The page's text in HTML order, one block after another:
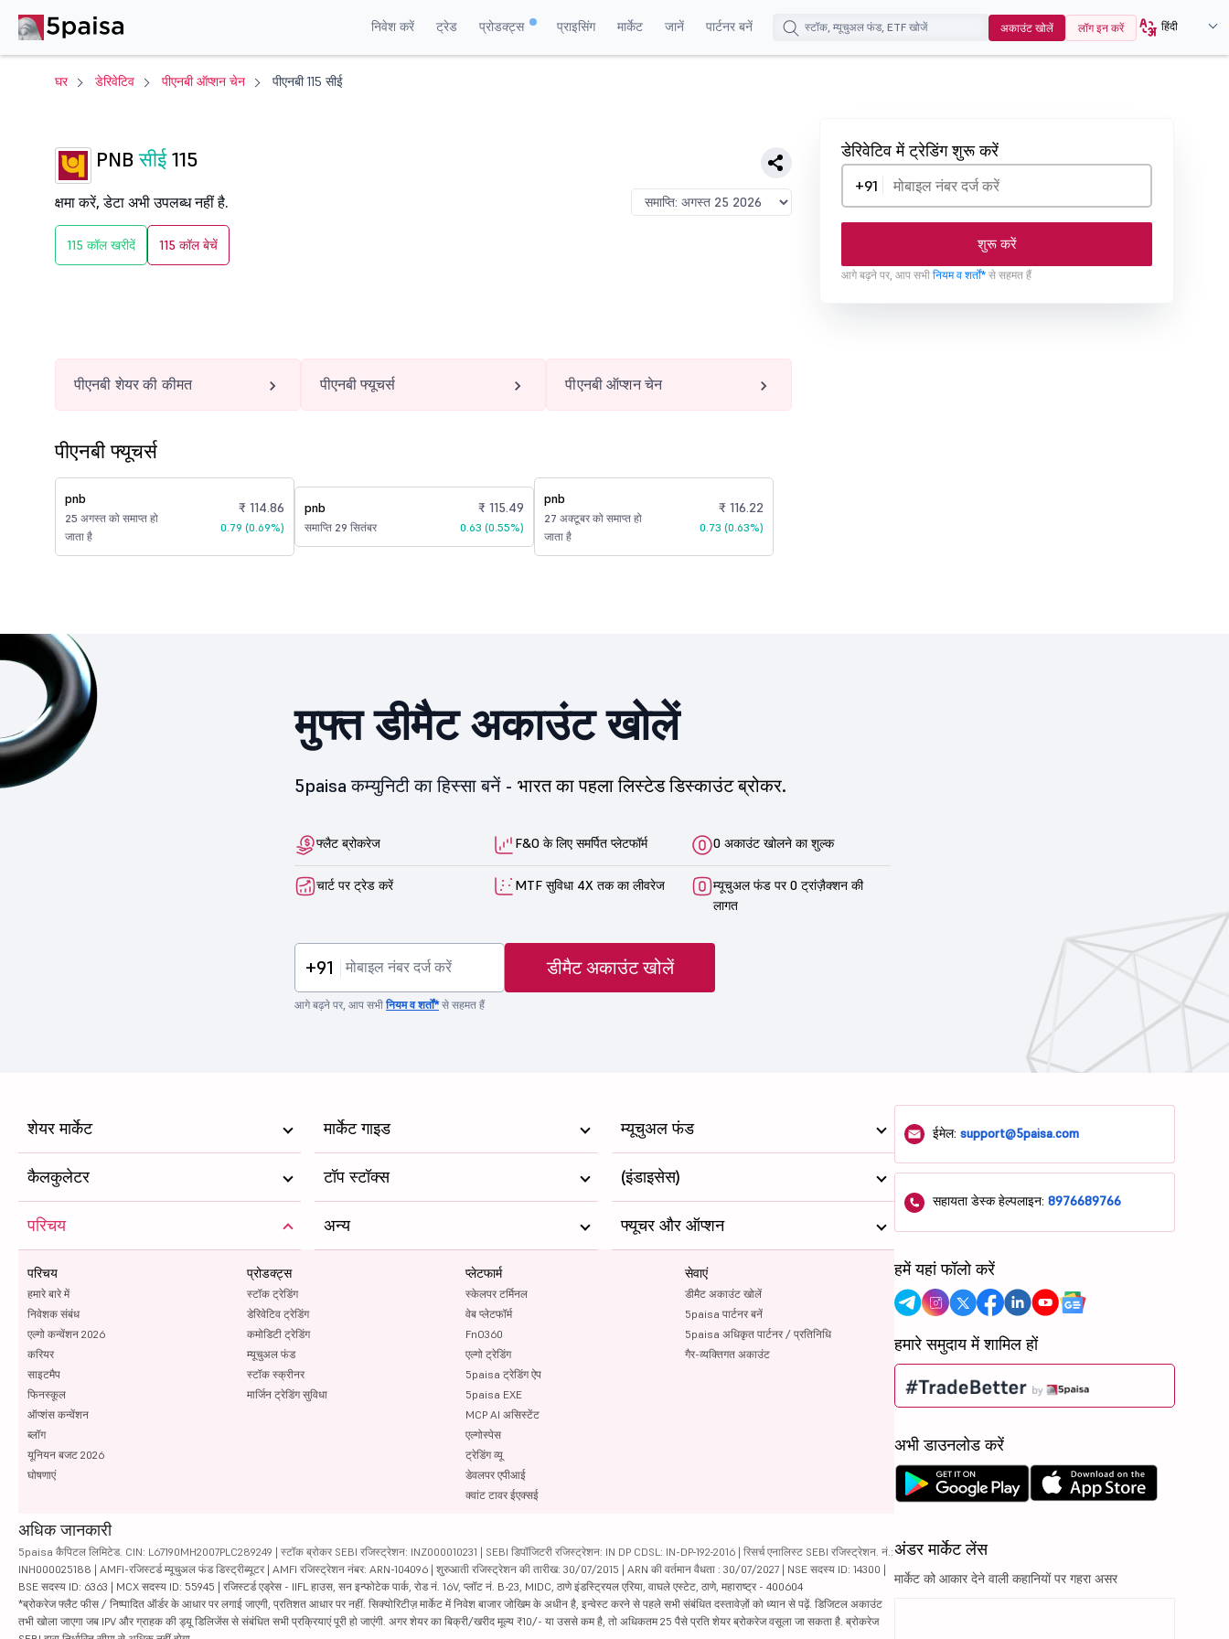
निवेश करें ट्रेड प्रोडक्ट्स प्राइसिंग मार्केट जानें पार्टनर बनें अकाउंट खोलें लॉग इन करें हिंदी
घर डेरिवेटिव पीएनबी ऑप्शन चेन पीएनबी 115 सीई
PNBसीई115
क्षमा करें, डेटा अभी उपलब्ध नहीं है.
115 कॉल खरीदें 115 कॉल बेचें
डेरिवेटिव में ट्रेडिंग शुरू करें
+91
शुरू करें
आगे बढ़ने पर, आप सभी नियम व शर्तों* से सहमत हैं
पीएनबी शेयर की कीमत पीएनबी फ्यूचर्स पीएनबी ऑप्शन चेन
पीएनबी फ्यूचर्स
pnb
25 अगस्त को समाप्त हो
जाता है
₹ 114.86
0.79 (0.69%)
pnb
समाप्ति 29 सितंबर
₹ 115.49
0.63 (0.55%)
pnb
27 अक्टूबर को समाप्त हो
जाता है
₹ 116.22
0.73 (0.63%)
मुफ्त डीमैट अकाउंट खोलें
5paisa कम्युनिटी का हिस्सा बनें - भारत का पहला लिस्टेड डिस्काउंट ब्रोकर.
फ्लैट ब्रोकरेज F&O के लिए समर्पित प्लेटफॉर्म 0 अकाउंट खोलने का शुल्क
चार्ट पर ट्रेड करें MTF सुविधा 4X तक का लीवरेज
म्यूचुअल फंड पर 0 ट्रांज़ैक्शन की
लागत
+91 डीमैट अकाउंट खोलें
आगे बढ़ने पर, आप सभीनियम व शर्तों*से सहमत हैं
शेयर मार्केट मार्केट गाइड म्यूचुअल फंड
कैलकुलेटर टॉप स्टॉक्स (इंडाइसेस)
परिचय
परिचय
हमारे बारे में
निवेशक संबंध
एल्गो कन्वेंशन 2026
करियर
साइटमैप
फिनस्कूल
ऑप्शंस कन्वेंशन
ब्लॉग
यूनियन बजट 2026
घोषणाएं
प्रोडक्ट्स
स्टॉक ट्रेडिंग
डेरिवेटिव ट्रेडिंग
कमोडिटी ट्रेडिंग
म्यूचुअल फंड
स्टॉक स्क्रीनर
मार्जिन ट्रेडिंग सुविधा
प्लेटफार्म
स्केलपर टर्मिनल
वेब प्लेटफॉर्म
FnO360
एल्गो ट्रेडिंग
5paisa ट्रेडिंग ऐप
5paisa EXE
MCP AI असिस्टेंट
एल्गोस्पेस
ट्रेडिंग व्यू
डेवलपर एपीआई
क्वांट टावर ईएक्सई
सेवाएं
डीमैट अकाउंट खोलें
5paisa पार्टनर बनें
5paisa अधिकृत पार्टनर / प्रतिनिधि
गैर-व्यक्तिगत अकाउंट
अन्य फ्यूचर और ऑप्शन
अधिक जानकारी
5paisa कैपिटल लिमिटेड. CIN: L67190MH2007PLC289249 | स्टॉक ब्रोकर SEBI रजिस्ट्रेशन: INZ000010231 | SEBI डिपॉजिटरी रजिस्ट्रेशन: IN DP CDSL: IN-DP-192-2016 | रिसर्च एनालिस्ट SEBI रजिस्ट्रेशन. नं.:
INH000025188 | AMFI-रजिस्टर्ड म्यूचुअल फंड डिस्ट्रीब्यूटर | AMFI रजिस्ट्रेशन नंबर: ARN-104096 | शुरुआती रजिस्ट्रेशन की तारीख: 30/07/2015 | ARN की वर्तमान वैधता : 30/07/2027 | NSE सदस्य ID: 14300 |
BSE सदस्य ID: 6363 | MCX सदस्य ID: 55945 | रजिस्टर्ड एड्रेस - IIFL हाउस, सन इन्फोटेक पार्क, रोड नं. 16V, प्लॉट नं. B-23, MIDC, ठाणे इंडस्ट्रियल एरिया, वाघले एस्टेट, ठाणे, महाराष्ट्र - 400604
*ब्रोकरेज फ्लैट फीस / निष्पादित ऑर्डर के आधार पर लगाई जाएगी, प्रतिशत आधार पर नहीं. सिक्योरिटीज़ मार्केट में निवेश बाजार जोखिम के अधीन है, इन्वेस्ट करने से पहले सभी संबंधित दस्तावेज़ों को ध्यान से पढ़ें. डिजिटल अकाउंट
तभी खोला जाएगा जब IPV और ग्राहक की ड्यू डिलिजेंस से संबंधित सभी प्रक्रियाएं पूरी हो जाएंगी. अगर शेयर का बिक्री/खरीद मूल्य ₹10/- या उससे कम है, तो अधिकतम 25 पैसे प्रति शेयर ब्रोकरेज वसूला जा सकता है. ब्रोकरेज
ईमेल:support@5paisa.com
सहायता डेस्क हेल्पलाइन:8976689766
हमें यहां फॉलो करें
हमारे समुदाय में शामिल हों
अभी डाउनलोड करें
अंडर मार्केट लेंस
मार्केट को आकार देने वाली कहानियों पर गहरा असर